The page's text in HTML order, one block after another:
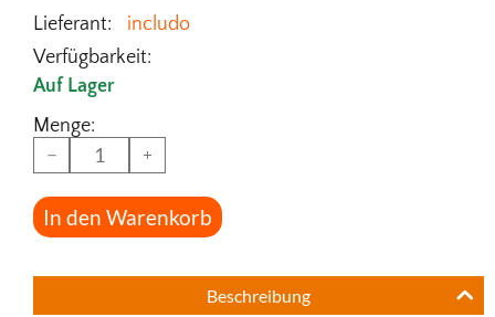
Lieferant:
includo
Verfügbarkeit:
Auf Lager
Menge:
−
+
In den Warenkorb
Beschreibung